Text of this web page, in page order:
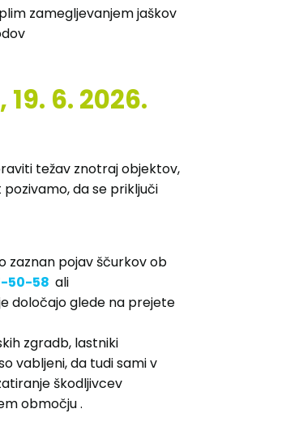
zamegljevanjem jaškov
6. 2026.
težav znotraj objektov,
da se priključi
zaznan pojav ščurkov ob
50-58 ali
določajo glede na prejete
zgradb, lastniki
vabljeni, da tudi sami v
škodljivcev
območju .